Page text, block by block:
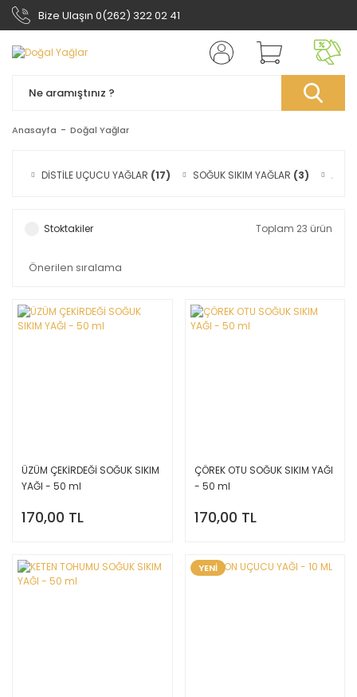
Bize Ulaşın 0(262) 322 02 41
Anasayfa Doğal Yağlar
DİSTİLE UÇUCU YAĞLAR (17) SOĞUK SIKIM YAĞLAR (3)
Stoktakiler Toplam 23 ürün
ÜZÜM ÇEKİRDEĞİ SOĞUK SIKIM
YAĞI - 50 ml
170,00 TL
ÇÖREK OTU SOĞUK SIKIM YAĞI
- 50 ml
170,00 TL
YENİ